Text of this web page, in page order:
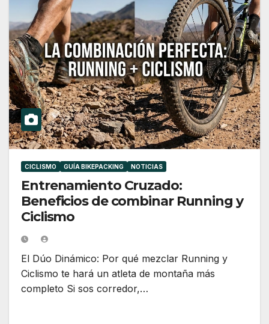
CICLISMO GUÍA BIKEPACKING NOTICIAS
Entrenamiento Cruzado:
Beneficios de combinar Running y
Ciclismo
El Dúo Dinámico: Por qué mezclar Running y
Ciclismo te hará un atleta de montaña más
completo Si sos corredor,…